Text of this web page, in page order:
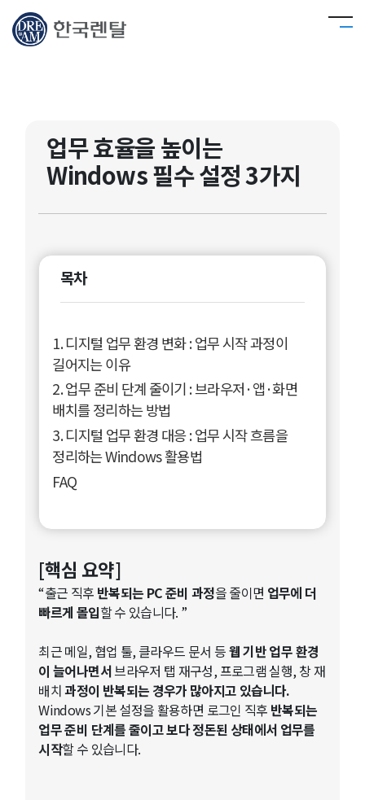
업무 효율을 높이는
Windows 필수 설정 3가지
목차
1. 디지털 업무 환경 변화 : 업무 시작 과정이
길어지는 이유
2. 업무 준비 단계 줄이기 : 브라우저·앱·화면
배치를 정리하는 방법
3. 디지털 업무 환경 대응 : 업무 시작 흐름을
정리하는 Windows 활용법
FAQ
[핵심 요약]
“출근 직후 반복되는 PC 준비 과정을 줄이면 업무에 더
빠르게 몰입할 수 있습니다. ”
최근 메일, 협업 툴, 클라우드 문서 등웹 기반 업무 환경
이 늘어나면서브라우저 탭 재구성, 프로그램 실행, 창 재
배치과정이 반복되는 경우가 많아지고 있습니다.
Windows 기본 설정을 활용하면 로그인 직후 반복되는
업무 준비 단계를 줄이고 보다 정돈된 상태에서 업무를
시작할 수 있습니다.